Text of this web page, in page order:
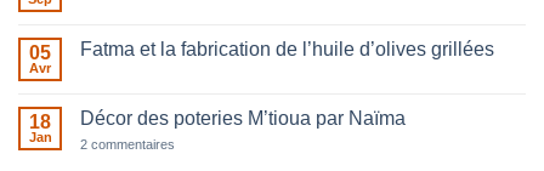
La
histoire
de
femmes
05
Avr
Fatma et la fabrication de l’huile d’olives grillées
Fatma
la
18
Jan
Décor des poteries M’tioua par Naïma
2 commentaires